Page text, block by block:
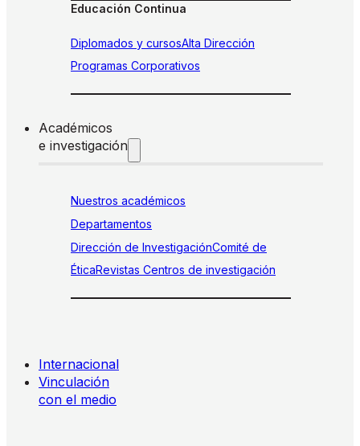
Educación Continua
Diplomados y cursosAlta Dirección
Programas Corporativos
Académicos
e investigación
Nuestros académicos
Departamentos
Dirección de InvestigaciónComité de
ÉticaRevistas Centros de investigación
Internacional
Vinculación
con el medio